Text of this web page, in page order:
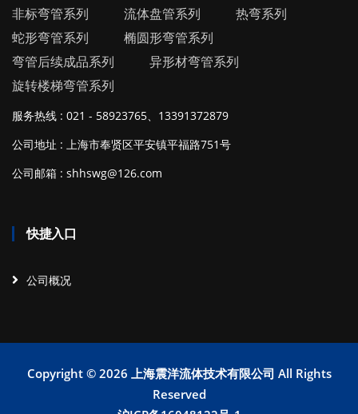
非标弯管系列
流体盘管系列
热弯系列
蛇形弯管系列
椭圆形弯管系列
弯管后续成品系列
异形材弯管系列
旋转楼梯弯管系列
服务热线 : 021 - 58923765、13391372879
公司地址 : 上海市奉贤区平安镇平福路751号
公司邮箱 : shhswg@126.com
快捷入口
公司概况
Copyright © 2026 上海震洋流体技术有限公司 All Rights
Reserved